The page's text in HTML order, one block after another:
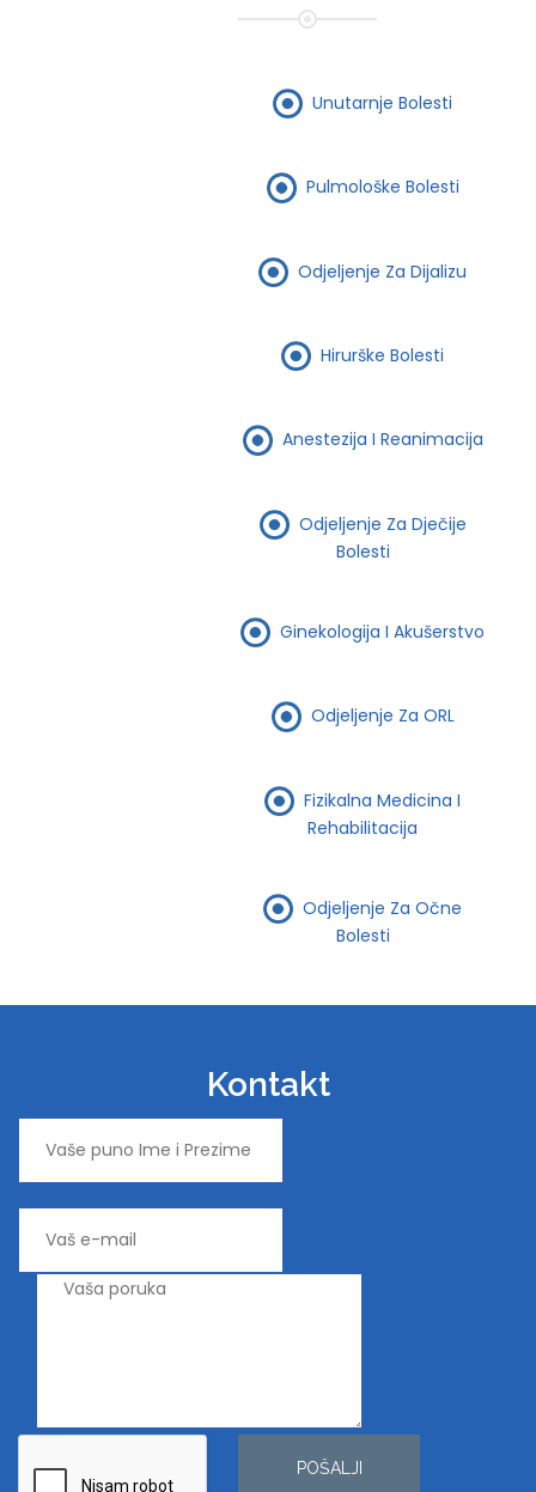
Unutarnje Bolesti
Pulmološke Bolesti
Odjeljenje Za Dijalizu
Hirurške Bolesti
Anestezija I Reanimacija
Odjeljenje Za Dječije
Bolesti
Ginekologija I Akušerstvo
Odjeljenje Za ORL
Fizikalna Medicina I
Rehabilitacija
Odjeljenje Za Očne
Bolesti
Kontakt
POŠALJI